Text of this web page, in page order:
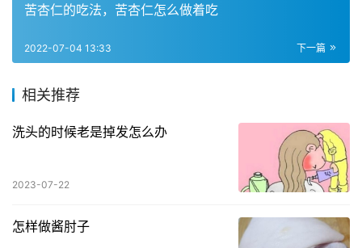
苦杏仁的吃法，苦杏仁怎么做着吃
下一篇
2022-07-04 13:33
相关推荐
洗头的时候老是掉发怎么办
2023-07-22
怎样做酱肘子